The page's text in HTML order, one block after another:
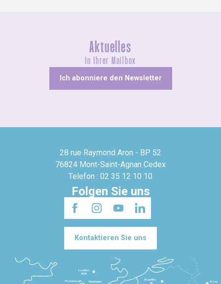
Aktuelles
In Ihrer Mailbox
Ich abonniere den Newsletter
28 rue Raymond Aron - BP 52
76824 Mont-Saint-Agnan Cedex
Telefon : 02 35 12 10 10
Folgen Sie uns
Kontaktieren Sie uns
Bruxelles
3h
Londres
3h30
Newhaven
Portsmouth
Bonn